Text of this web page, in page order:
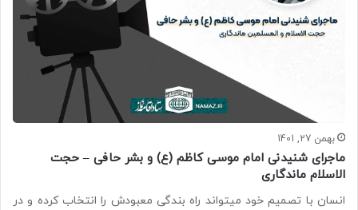
بهمن 27, 1401
ماجرای شنیدنی امام موسی کاظم (ع) و بشر حافی – حجت
الاسلام ماندگاری
انسان با تصمیم خود میتواند راه بندگی معبودش را انتخاب کرده و در